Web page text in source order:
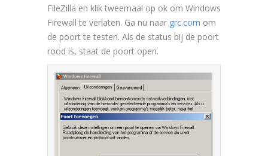
FileZilla en klik tweemaal op ok om Windows
Firewall te verlaten. Ga nu naar grc.com om
de poort te testen. Als de status bij de poort
rood is, staat de poort open.